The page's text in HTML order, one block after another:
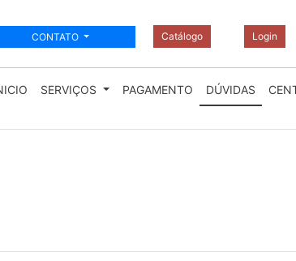
CONTATO Catálogo Login
SERVIÇOS PAGAMENTO DÚVIDAS